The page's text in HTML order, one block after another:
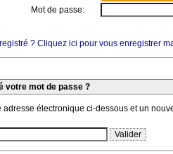
Mot de passe:
? Cliquez ici pour vous enregistrer
votre mot de passe ?
adresse électronique ci-dessous et un